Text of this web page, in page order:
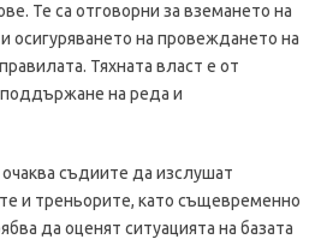
Те са отговорни за вземането на
осигуряването на провеждането на
Тяхната власт е от
на реда и
съдиите да изслушат
и треньорите, като същевременно
да оценят ситуацията на базата